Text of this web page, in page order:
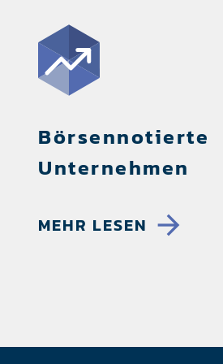
Börsennotierte
Unternehmen
MEHR LESEN arrow_forward